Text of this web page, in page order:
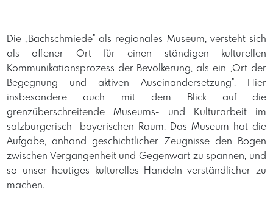
Die „Bachschmiede" als regionales Museum, versteht sich
als offener Ort für einen ständigen kulturellen
Kommunikationsprozess der Bevölkerung, als ein „Ort der
Begegnung und aktiven Auseinandersetzung". Hier
insbesondere auch mit dem Blick auf die
grenzüberschreitende Museums- und Kulturarbeit im
salzburgerisch- bayerischen Raum. Das Museum hat die
Aufgabe, anhand geschichtlicher Zeugnisse den Bogen
zwischen Vergangenheit und Gegenwart zu spannen, und
so unser heutiges kulturelles Handeln verständlicher zu
machen.